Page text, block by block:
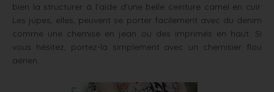
bien la structurer à l’aide d’une belle ceinture camel en cuir.
Les jupes, elles, peuvent se porter facilement avec du denim
comme une chemise en jean ou des imprimés en haut. Si
vous hésitez, portez-la simplement avec un chemisier flou
aérien.